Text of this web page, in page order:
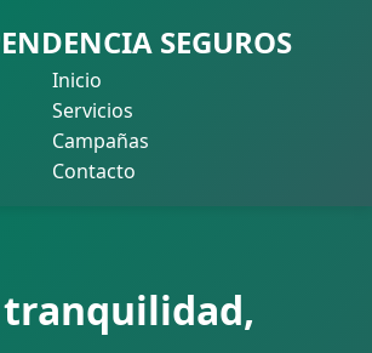
SEGUROS
Inicio
Servicios
Campañas
Contacto
tranquilidad,